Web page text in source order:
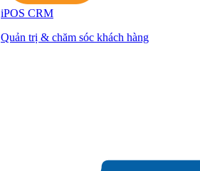
iPOS CRM
Quản trị & chăm sóc khách hàng